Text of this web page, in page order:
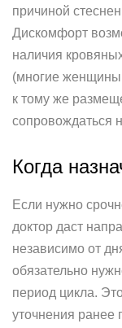
причиной
Дискомфорт
наличия
(многие женщины
к тому же
сопровождаться
Когда
Если нужно
доктор даст
независимо от
обязательно
период цикла.
уточнения ранее